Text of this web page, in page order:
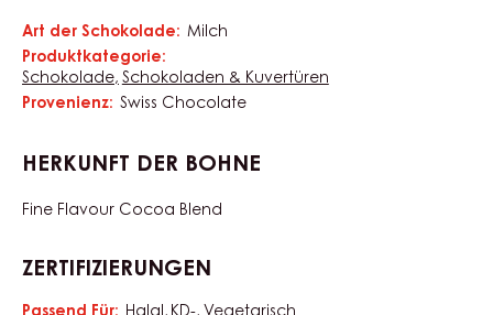
Eigenschaften
Art der Schokolade: Milch
Produktkategorie:
Schokolade Schokoladen & Kuvertüren
Provenienz: Swiss Chocolate
HERKUNFT DER BOHNE
Fine Flavour Cocoa Blend
ZERTIFIZIERUNGEN